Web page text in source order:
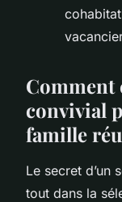
convivial
famille
Le secret d’un
tout dans la